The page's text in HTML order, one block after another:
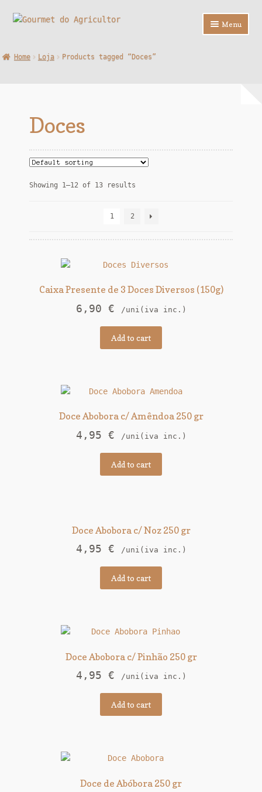
Ir
navegação
Saltar
conteúdo
Menu
Home Loja Products tagged “Doces”
Doces
Showing 1–12 of 13 results
1 2
Caixa Presente de 3 Doces Diversos (150g)
6,90 € /uni(iva inc.)
Add to cart
Doce Abobora c/ Amêndoa 250 gr
4,95 € /uni(iva inc.)
Add to cart
Doce Abobora c/ Noz 250 gr
4,95 € /uni(iva inc.)
Add to cart
Doce Abobora c/ Pinhão 250 gr
4,95 € /uni(iva inc.)
Add to cart
Doce de Abóbora 250 gr